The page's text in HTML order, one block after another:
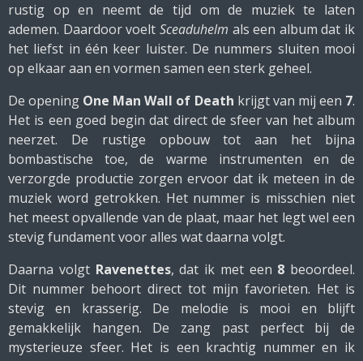
rustig op en neemt de tijd om de muziek te laten
ademen. Daardoor voelt Sceaduhelm als een album dat ik
het liefst in één keer luister. De nummers sluiten mooi
op elkaar aan en vormen samen een sterk geheel.
De opening One Man Wall of Death krijgt van mij een 7.
Het is een goed begin dat direct de sfeer van het album
neerzet. De rustige opbouw tot aan het bijna
bombastische toe, de warme instrumenten en de
verzorgde productie zorgen ervoor dat ik meteen in de
muziek word getrokken. Het nummer is misschien niet
het meest opvallende van de plaat, maar het legt wel een
stevig fundament voor alles wat daarna volgt.
Daarna volgt Ravenettes, dat ik met een 8 beoordeel.
Dit nummer behoort direct tot mijn favorieten. Het is
stevig en krasserig. De melodie is mooi en blijft
gemakkelijk hangen. De zang past perfect bij de
mysterieuze sfeer. Het is een krachtig nummer en ik